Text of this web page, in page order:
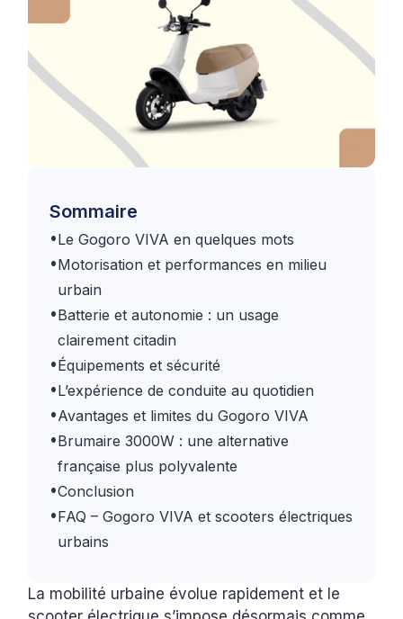
Sommaire
•Le Gogoro VIVA en quelques mots
•Motorisation et performances en milieu
urbain
•Batterie et autonomie : un usage
clairement citadin
•Équipements et sécurité
•L’expérience de conduite au quotidien
•Avantages et limites du Gogoro VIVA
•Brumaire 3000W : une alternative
française plus polyvalente
•Conclusion
•FAQ – Gogoro VIVA et scooters électriques
urbains
La mobilité urbaine évolue rapidement et le